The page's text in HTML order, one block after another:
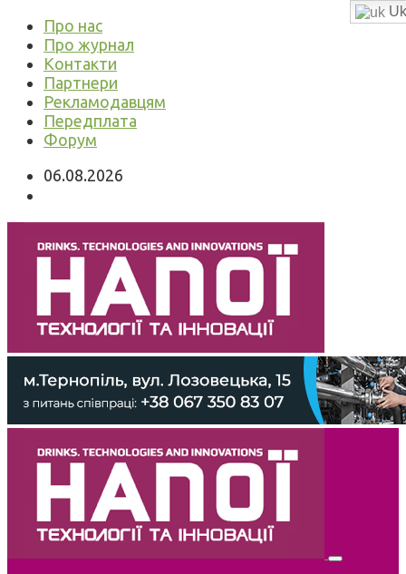
Про нас
Про журнал
Контакти
Партнери
Рекламодавцям
Передплата
Форум
06.08.2026